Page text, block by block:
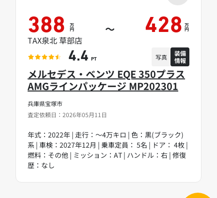
兵庫県宝塚市
査定依頼日：2026年05月11日
メルセデス・ベンツ EQE 350プラス
AMGラインパッケージ MP202301
年式：2022年 | 走行：～4万キロ | 色：黒(ブラック)
系 | 車検：2027年12月 | 乗車定員： 5名 | ドア： 4枚 |
燃料：その他 | ミッション：AT | ハンドル：右 | 修復
歴：なし
388 万
円 ～ 428 万
円
TAX泉北 草部店
4.4 PT 写真
装備
情報